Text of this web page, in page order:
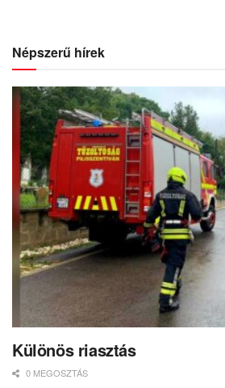
Népszerű hírek
Különös riasztás
0 MEGOSZTÁS